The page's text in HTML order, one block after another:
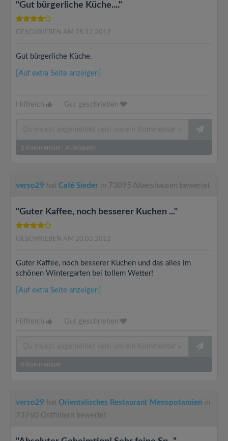
"Gut bürgerliche Küche...."
GESCHRIEBEN AM 28.12.2012
Gut bürgerliche Küche.
[Auf extra Seite anzeigen]
Hilfreich Gut geschrieben
1 Kommentare Ausklappen
verso29 hat Café Sieder in 73095 Albershausen bewertet
"Guter Kaffee, noch besserer Kuchen ..."
GESCHRIEBEN AM 20.03.2012
Guter Kaffee, noch besserer Kuchen und das alles im
schönen Wintergarten bei tollem Wetter!
[Auf extra Seite anzeigen]
Hilfreich Gut geschrieben
0 Kommentare
verso29 hat Orientalisches Restaurant Mesopotamien in
73760 Ostfildern bewertet